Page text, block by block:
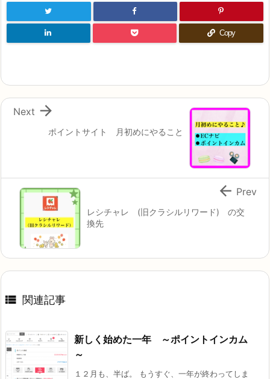
Copy
ポイントサイト 月初めにやること

Next
レシチャレ (旧クラシルリワード) の交
換先
 Prev
 関連記事
新しく始めた一年 ～ポイントインカム
～
１２月も、半ば。 もうすぐ、一年が終わってしま